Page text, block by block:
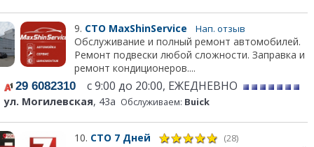
9. СТО MaxShinService Нап. отзыв
Обслуживание и полный ремонт автомобилей.
Ремонт подвески любой сложности. Заправка и
ремонт кондиционеров....
29 6082310 с 9:00 до 20:00, ЕЖЕДНЕВНО
ул. Могилевская, 43а Обслуживаем: Buick
10. СТО 7 Дней (28)